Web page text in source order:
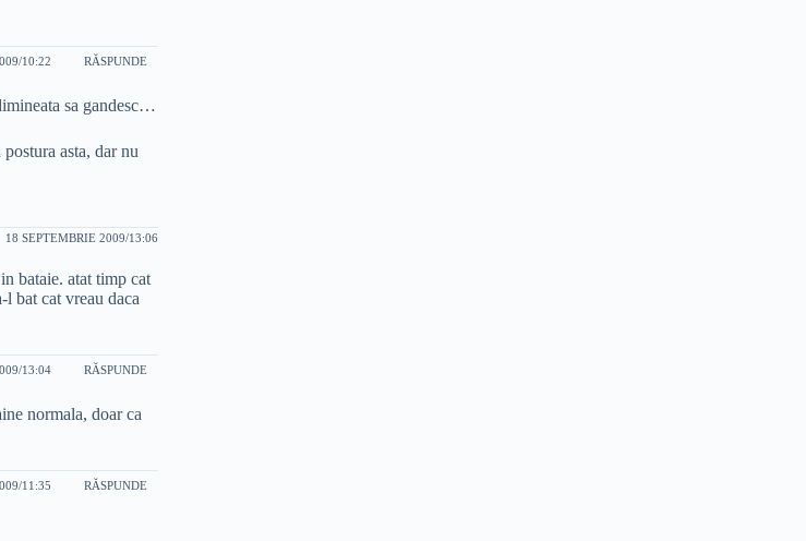
10:22 RĂSPUNDE
sa gandesc…
asta, dar nu
18 SEPTEMBRIE 2009/13:06
bataie. atat timp cat
l bat cat vreau daca
13:04 RĂSPUNDE
normala, doar ca
11:35 RĂSPUNDE